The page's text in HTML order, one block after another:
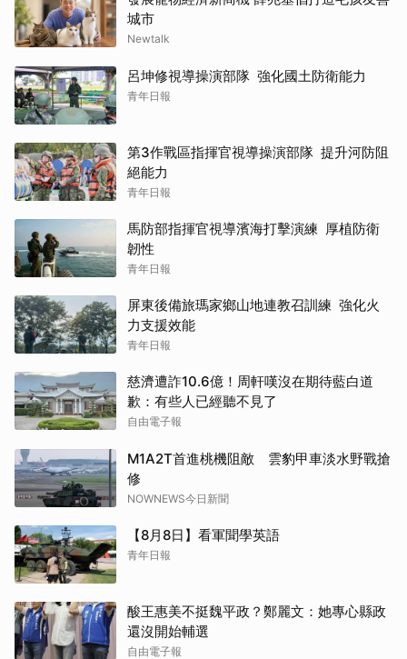
城市
Newtalk
呂坤修視導操演部隊 強化國土防衛能力
青年日報
第3作戰區指揮官視導操演部隊 提升河防阻
絕能力
青年日報
馬防部指揮官視導濱海打擊演練 厚植防衛
韌性
青年日報
屏東後備旅瑪家鄉山地連教召訓練 強化火
力支援效能
青年日報
慈濟遭詐10.6億！周軒嘆沒在期待藍白道
歉：有些人已經聽不見了
自由電子報
M1A2T首進桃機阻敵 雲豹甲車淡水野戰搶
修
NOWNEWS今日新聞
【8月8日】看軍聞學英語
青年日報
酸王惠美不挺魏平政？鄭麗文：她專心縣政
還沒開始輔選
自由電子報